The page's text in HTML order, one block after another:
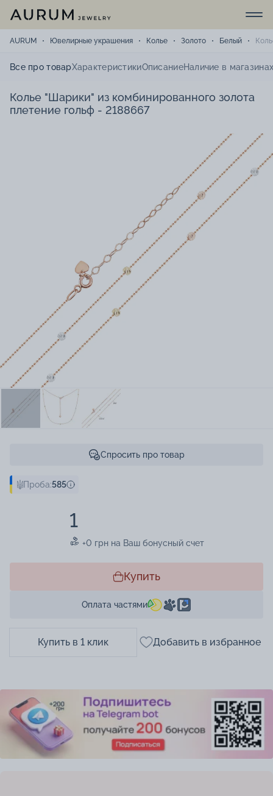
AURUM Ювелирные украшения Колье Золото Белый
Все про товарХарактеристикиОписаниеНаличие в
Колье "Шарики" из комбинированного золота
плетение гольф - 2188667
Спросить про товар
Проба:585
1
+0 грн на Ваш бонусный счет
Купить
Оплата частями
Купить в 1 клик Добавить в избранное